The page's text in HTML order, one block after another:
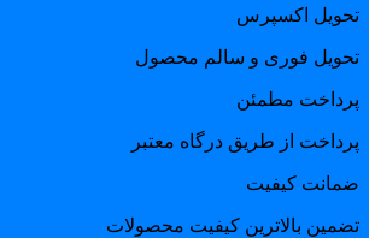
اکسپرس
فوری و سالم محصول
مطمئن
از طریق درگاه معتبر
کیفیت
بالاترین کیفیت محصولات